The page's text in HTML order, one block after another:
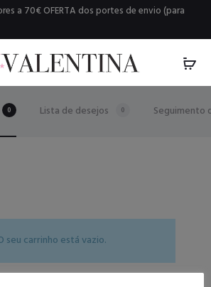
a 70€ OFERTA dos portes de envio (para
0 Lista de desejos 0 Seguimento
seu carrinho está vazio.